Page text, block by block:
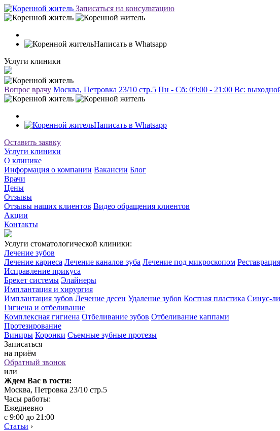
Записаться на консультацию
Написать в Whatsapp
Услуги клиники
Вопрос врачу Москва, Петровка 23/10 стр.5 Пн - Сб: 09:00 - 21:00 Вc:
Написать в Whatsapp
Оставить заявку
Услуги клиники
О клинике
Информация о компании Вакансии Блог
Врачи
Цены
Отзывы
Отзывы наших клиентов Видео обращения клиентов
Акции
Контакты
Услуги стоматологической клиники:
Лечение зубов
Лечение кариеса Лечение каналов зуба Лечение под микроскопом
Исправление прикуса
Брекет системы Элайнеры
Имплантация и хирургия
Имплантация зубов Лечение десен Удаление зубов Костная пластика Синус-
Гигиена и отбеливание
Комплексная гигиена Отбеливание зубов Отбеливание каппами
Протезирование
Виниры Коронки Съемные зубные протезы
Записаться
на приём
Обратный звонок
или
Ждем Вас в гости:
Москва, Петровка 23/10 стр.5
Часы работы:
Ежедневно
с 9:00 до 21:00
Статьи ›